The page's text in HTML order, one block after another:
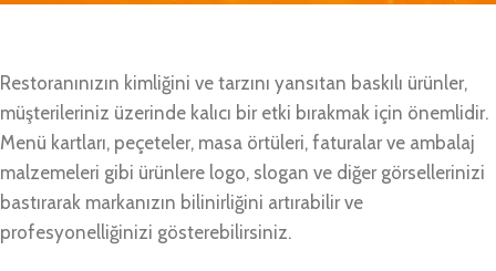
Restoranınızın kimliğini ve tarzını yansıtan baskılı ürünler,
müşterileriniz üzerinde kalıcı bir etki bırakmak için önemlidir.
Menü kartları, peçeteler, masa örtüleri, faturalar ve ambalaj
malzemeleri gibi ürünlere logo, slogan ve diğer görsellerinizi
bastırarak markanızın bilinirliğini artırabilir ve
profesyonelliğinizi gösterebilirsiniz.